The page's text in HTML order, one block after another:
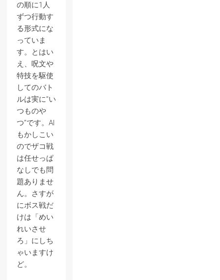
の順に1人
ずつ行動す
る形式にな
っていま
す。とはい
え、呪文や
特技を駆使
してのバト
ルは実に”い
つものや
つ”です。AI
もかしこい
のでザコ戦
は任せっぱ
なしでも問
題ありませ
ん。さすが
にボス戦だ
けは「めい
れいさせ
ろ」にしち
ゃいますけ
ど。